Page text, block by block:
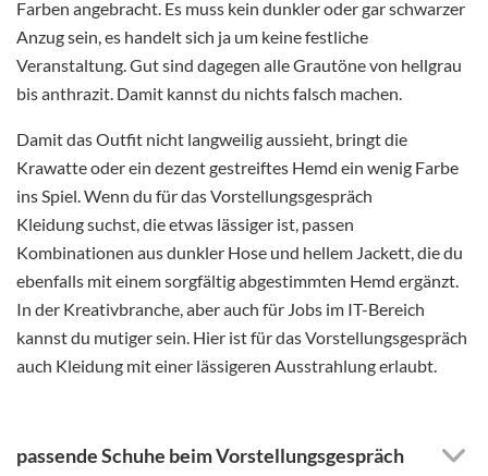
Farben angebracht. Es muss kein dunkler oder gar schwarzer
Anzug sein, es handelt sich ja um keine festliche
Veranstaltung. Gut sind dagegen alle Grautöne von hellgrau
bis anthrazit. Damit kannst du nichts falsch machen.
Damit das Outfit nicht langweilig aussieht, bringt die
Krawatte oder ein dezent gestreiftes Hemd ein wenig Farbe
ins Spiel. Wenn du für das Vorstellungsgespräch
Kleidung suchst, die etwas lässiger ist, passen
Kombinationen aus dunkler Hose und hellem Jackett, die du
ebenfalls mit einem sorgfältig abgestimmten Hemd ergänzt.
In der Kreativbranche, aber auch für Jobs im IT-Bereich
kannst du mutiger sein. Hier ist für das Vorstellungsgespräch
auch Kleidung mit einer lässigeren Ausstrahlung erlaubt.
passende Schuhe beim Vorstellungsgespräch